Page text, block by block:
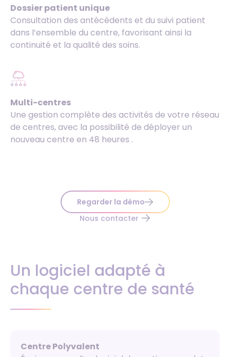
Dossier patient unique
Consultation des antécédents et du suivi patient
dans l’ensemble du centre, favorisant ainsi la
continuité et la qualité des soins.
Multi-centres
Une gestion complète des activités de votre réseau
de centres, avec la possibilité de déployer un
nouveau centre en 48 heures .
Regarder la démo
Nous contacter
Un logiciel adapté à
chaque centre de santé
Centre Polyvalent